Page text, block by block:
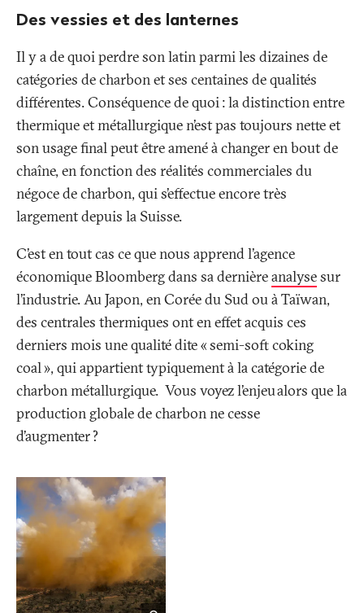
Des vessies et des lanternes
Il y a de quoi perdre son latin parmi les dizaines de
catégories de charbon et ses centaines de qualités
différentes. Conséquence de quoi: la distinction entre
thermique et métallurgique n’est pas toujours nette et
son usage final peut être amené à changer en bout de
chaîne, en fonction des réalités commerciales du
négoce de charbon, qui s’effectue encore très
largement depuis la Suisse.
C’est en tout cas ce que nous apprend l’agence
économique Bloomberg dans sa dernièreanalysesur
l’industrie. Au Japon, en Corée du Sud ou à Taïwan,
des centrales thermiques ont en effet acquis ces
derniers mois une qualité dite «semi-soft coking
coal», qui appartient typiquement à la catégorie de
charbon métallurgique. Vous voyez l’enjeu alors que la
production globale de charbon ne cesse
d’augmenter?